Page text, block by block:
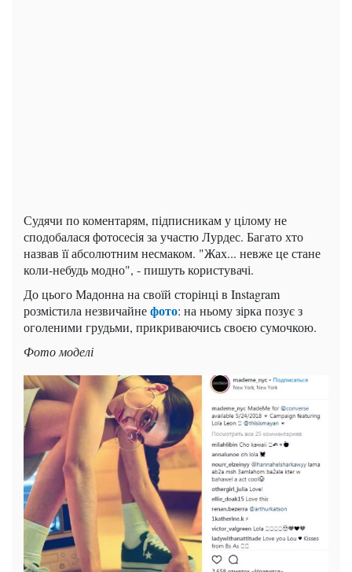
Судячи по коментарям, підписникам у цілому не
сподобалася фотосесія за участю Лурдес. Багато хто
назвав її абсолютним несмаком. "Жах... невже це стане
коли-небудь модно", - пишуть користувачі.
До цього Мадонна на своїй сторінці в Instagram
розмістила незвичайнефото: на ньому зірка позує з
оголеними грудьми, прикриваючись своєю сумочкою.
Фото моделі